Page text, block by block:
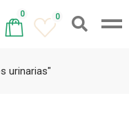
0 0
urinarias"